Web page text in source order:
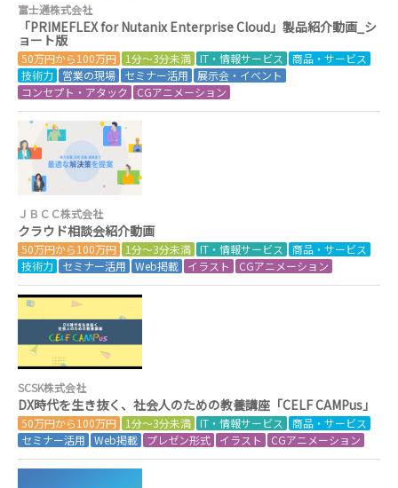
富士通株式会社
「PRIMEFLEX for Nutanix Enterprise Cloud」製品紹介動画_シ
ョート版
50万円から100万円 1分～3分未満 IT・情報サービス
商品・サービス
技術力
営業の現場 セミナー活用
展示会・イベント
コンセプト・アタック
CGアニメーション
ＪＢＣＣ株式会社
クラウド相談会紹介動画
50万円から100万円 1分～3分未満 IT・情報サービス
商品・サービス
技術力
セミナー活用 Web掲載 イラスト CGアニメーション
SCSK株式会社
DX時代を生き抜く、社会人のための教養講座「CELF CAMPus」
50万円から100万円 1分～3分未満 IT・情報サービス
商品・サービス
セミナー活用
Web掲載 プレゼン形式 イラスト CGアニメーション